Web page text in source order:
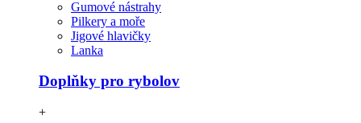
Gumové nástrahy
Pilkery a moře
Jigové hlavičky
Lanka
Doplňky pro rybolov
+